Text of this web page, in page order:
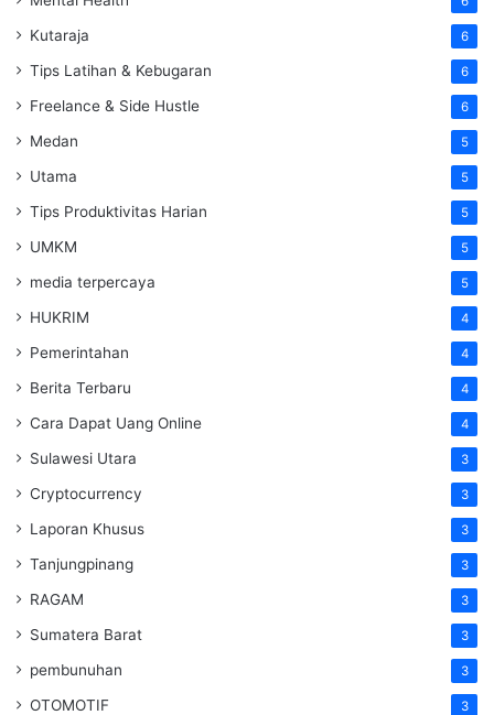
Kutaraja 6
Tips Latihan & Kebugaran 6
Freelance & Side Hustle 6
Medan 5
Utama 5
Tips Produktivitas Harian 5
UMKM 5
media terpercaya 5
HUKRIM 4
Pemerintahan 4
Berita Terbaru 4
Cara Dapat Uang Online 4
Sulawesi Utara 3
Cryptocurrency 3
Laporan Khusus 3
Tanjungpinang 3
RAGAM 3
Sumatera Barat 3
pembunuhan 3
OTOMOTIF 3